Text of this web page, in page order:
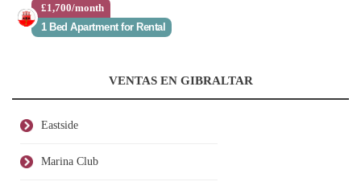
£1,700/month
1 Bed Apartment for Rental
VENTAS EN GIBRALTAR
Eastside
Marina Club